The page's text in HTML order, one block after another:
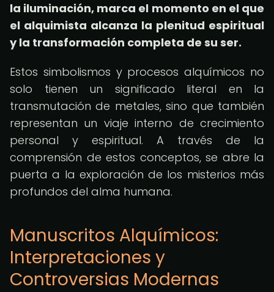
la iluminación, marca el momento en el que
el alquimista alcanza la plenitud espiritual
y la transformación completa de su ser.
Estos simbolismos y procesos alquímicos no
solo tienen un significado literal en la
transmutación de metales, sino que también
representan un viaje interno de crecimiento
personal y espiritual. A través de la
comprensión de estos conceptos, se abre la
puerta a la exploración de los misterios más
profundos del alma humana.
Manuscritos Alquímicos:
Interpretaciones y
Controversias Modernas